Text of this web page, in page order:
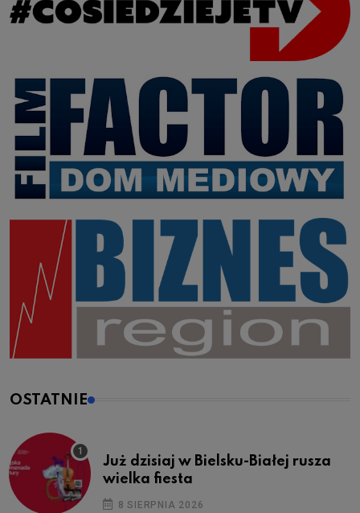
OSTATNIE
Już dzisiaj w Bielsku-Białej rusza
wielka fiesta
8 SIERPNIA 2026